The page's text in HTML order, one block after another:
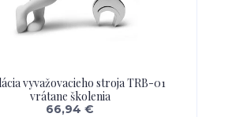
vyvažovacieho stroja TRB-01
vrátane školenia
66,94 €